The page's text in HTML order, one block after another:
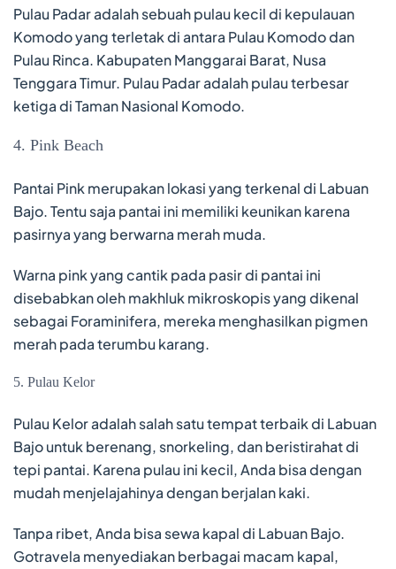
Pulau Padar adalah sebuah pulau kecil di kepulauan
Komodo yang terletak di antara Pulau Komodo dan
Pulau Rinca. Kabupaten Manggarai Barat, Nusa
Tenggara Timur. Pulau Padar adalah pulau terbesar
ketiga di Taman Nasional Komodo.
4. Pink Beach
Pantai Pink merupakan lokasi yang terkenal di Labuan
Bajo. Tentu saja pantai ini memiliki keunikan karena
pasirnya yang berwarna merah muda.
Warna pink yang cantik pada pasir di pantai ini
disebabkan oleh makhluk mikroskopis yang dikenal
sebagai Foraminifera, mereka menghasilkan pigmen
merah pada terumbu karang.
5. Pulau Kelor
Pulau Kelor adalah salah satu tempat terbaik di Labuan
Bajo untuk berenang, snorkeling, dan beristirahat di
tepi pantai. Karena pulau ini kecil, Anda bisa dengan
mudah menjelajahinya dengan berjalan kaki.
Tanpa ribet, Anda bisa sewa kapal di Labuan Bajo.
Gotravela menyediakan berbagai macam kapal,